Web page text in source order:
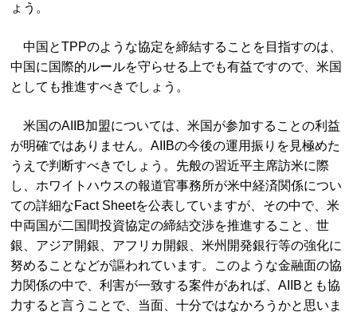
ょう。
中国とTPPのような協定を締結することを目指すのは、
中国に国際的ルールを守らせる上でも有益ですので、米国
としても推進すべきでしょう。
米国のAIIB加盟については、米国が参加することの利益
が明確ではありません。AIIBの今後の運用振りを見極めた
うえで判断すべきでしょう。先般の習近平主席訪米に際
し、ホワイトハウスの報道官事務所が米中経済関係につい
ての詳細なFact Sheetを公表していますが、その中で、米
中両国が二国間投資協定の締結交渉を推進すること、世
銀、アジア開銀、アフリカ開銀、米州開発銀行等の強化に
努めることなどが謳われています。このような金融面の協
力関係の中で、利害が一致する案件があれば、AIIBとも協
力すると言うことで、当面、十分ではなかろうかと思いま